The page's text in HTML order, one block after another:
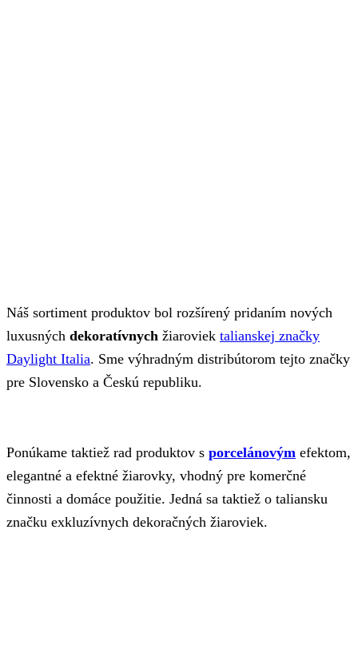
Náš sortiment produktov bol rozšírený pridaním nových
luxusných dekoratívnych žiaroviek talianskej značky
Daylight Italia. Sme výhradným distribútorom tejto značky
pre Slovensko a Českú republiku.
Ponúkame taktiež rad produktov s porcelánovým efektom,
elegantné a efektné žiarovky, vhodný pre komerčné
činnosti a domáce použitie. Jedná sa taktiež o taliansku
značku exkluzívnych dekoračných žiaroviek.